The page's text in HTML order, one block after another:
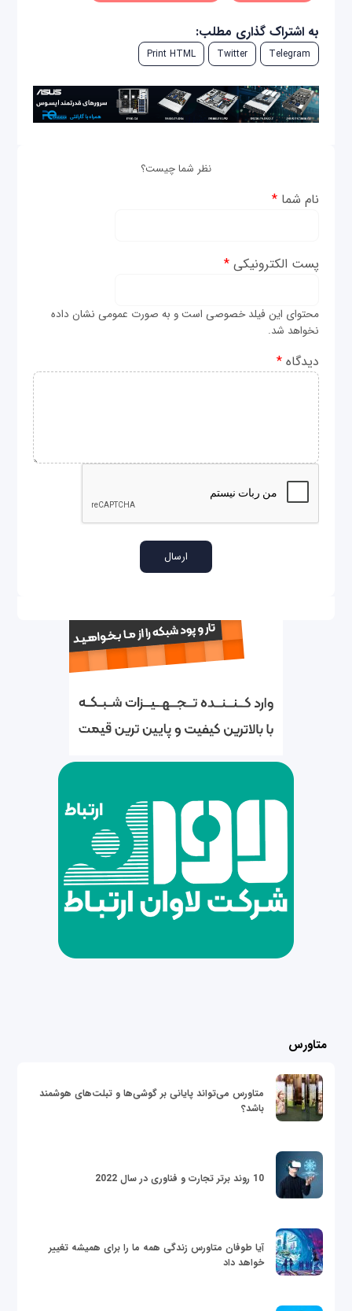
به اشتراک گذاری مطلب:
Telegram
Twitter
Print HTML
نظر شما چیست؟
نام شما*
پست الکترونیکی*
محتوای این فیلد خصوصی است و به صورت عمومی نشان داده
نخواهد شد.
دیدگاه*
متاورس
متاورس می‌تواند پایانی بر گوشی‌ها و تبلت‌های هوشمند
باشد؟
10 روند برتر تجارت و فناوری در سال 2022
آیا طوفان متاورس زندگی همه ما را برای همیشه تغییر
خواهد داد